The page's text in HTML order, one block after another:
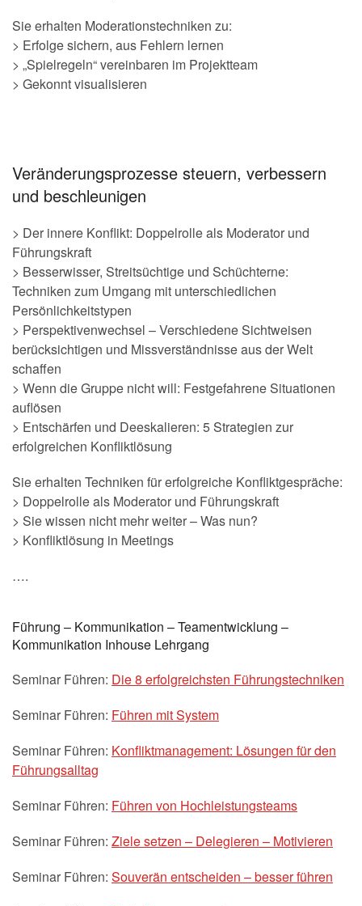
Sie erhalten Moderationstechniken zu:
> Erfolge sichern, aus Fehlern lernen
> „Spielregeln“ vereinbaren im Projektteam
> Gekonnt visualisieren
Veränderungsprozesse steuern, verbessern
und beschleunigen
> Der innere Konflikt: Doppelrolle als Moderator und
Führungskraft
> Besserwisser, Streitsüchtige und Schüchterne:
Techniken zum Umgang mit unterschiedlichen
Persönlichkeitstypen
> Perspektivenwechsel – Verschiedene Sichtweisen
berücksichtigen und Missverständnisse aus der Welt
schaffen
> Wenn die Gruppe nicht will: Festgefahrene Situationen
auflösen
> Entschärfen und Deeskalieren: 5 Strategien zur
erfolgreichen Konfliktlösung
Sie erhalten Techniken für erfolgreiche Konfliktgespräche:
> Doppelrolle als Moderator und Führungskraft
> Sie wissen nicht mehr weiter – Was nun?
> Konfliktlösung in Meetings
….
Führung – Kommunikation – Teamentwicklung –
Kommunikation Inhouse Lehrgang
Seminar Führen: Die 8 erfolgreichsten Führungstechniken
Seminar Führen: Führen mit System
Seminar Führen: Konfliktmanagement: Lösungen für den
Führungsalltag
Seminar Führen: Führen von Hochleistungsteams
Seminar Führen: Ziele setzen – Delegieren – Motivieren
Seminar Führen: Souverän entscheiden – besser führen